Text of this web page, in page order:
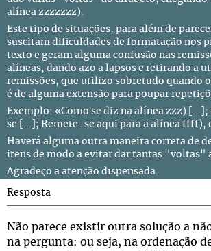
alínea zzzzzzz).
Este tipo de situações, para além de
suscitam dificuldades de formatação nos
texto e geram alguma confusão nas
alíneas, dando azo a lapsos e retirando a
remissões, que utilizo sobretudo quando
é de alguma extensão para poupar
Exemplo: «Como se diz na alínea zzz)
se [...]; Remete-se aqui para a alínea ffff),
Haverá alguma outra maneira correta de
itens de modo a evitar dar tantas "voltas"
Agradeço a atenção dispensada.
Resposta
Não parece existir outra solução a
na pergunta: ou seja, na ordenação